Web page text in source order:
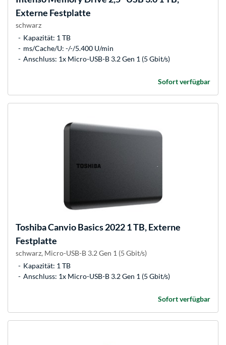
Externe Festplatte
schwarz
Kapazität: 1 TB
ms/Cache/U: -/-/5.400 U/min
Anschluss: 1x Micro-USB-B 3.2 Gen 1 (5 Gbit/s)
Sofort verfügbar
ToshibaCanvio Basics 2022 1 TB, Externe
Festplatte
schwarz, Micro-USB-B 3.2 Gen 1 (5 Gbit/s)
Kapazität: 1 TB
Anschluss: 1x Micro-USB-B 3.2 Gen 1 (5 Gbit/s)
Sofort verfügbar